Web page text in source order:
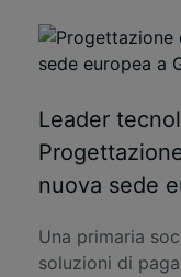
Leader
nuova sede
Una primaria
soluzioni di